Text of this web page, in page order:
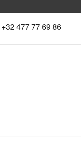
+32 477 77 69 86